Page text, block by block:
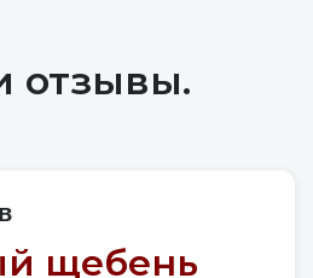
отзывы.
щебень